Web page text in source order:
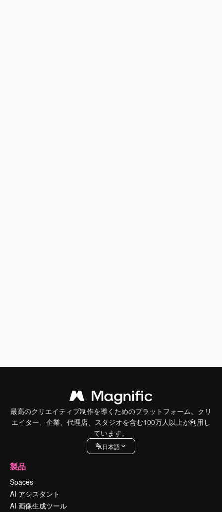
最高のクリエイティブ制作を導くためのプラットフォーム。クリ
エイター、企業、代理店、スタジオを含む100万人以上が利用し
ています。
日本語
製品
Spaces
AI アシスタント
AI 画像生成ツール